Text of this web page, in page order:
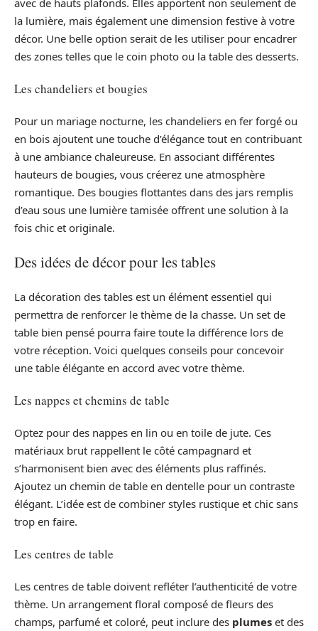
la lumière, mais également une dimension festive à votre
décor. Une belle option serait de les utiliser pour encadrer
des zones telles que le coin photo ou la table des desserts.
Les chandeliers et bougies
Pour un mariage nocturne, les chandeliers en fer forgé ou
en bois ajoutent une touche d’élégance tout en contribuant
à une ambiance chaleureuse. En associant différentes
hauteurs de bougies, vous créerez une atmosphère
romantique. Des bougies flottantes dans des jars remplis
d’eau sous une lumière tamisée offrent une solution à la
fois chic et originale.
Des idées de décor pour les tables
La décoration des tables est un élément essentiel qui
permettra de renforcer le thème de la chasse. Un set de
table bien pensé pourra faire toute la différence lors de
votre réception. Voici quelques conseils pour concevoir
une table élégante en accord avec votre thème.
Les nappes et chemins de table
Optez pour des nappes en lin ou en toile de jute. Ces
matériaux brut rappellent le côté campagnard et
s’harmonisent bien avec des éléments plus raffinés.
Ajoutez un chemin de table en dentelle pour un contraste
élégant. L’idée est de combiner styles rustique et chic sans
trop en faire.
Les centres de table
Les centres de table doivent refléter l’authenticité de votre
thème. Un arrangement floral composé de fleurs des
champs, parfumé et coloré, peut inclure des plumes et des